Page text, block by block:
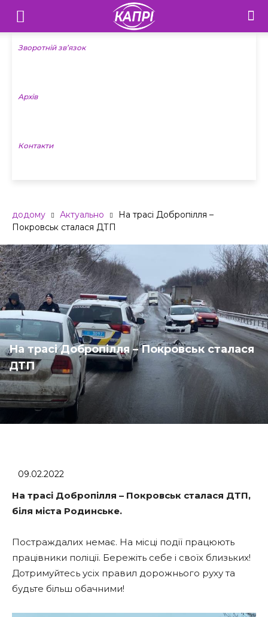
Телебачення
«Капрі»
Новини
Зворотній зв’язок
Архів
Контакти
додому Актуально
На трасі Добропілля –
Покровськ сталася ДТП
На трасі Добропілля – Покровськ сталася
ДТП
09.02.2022
На трасі Добропілля – Покровськ сталася ДТП,
біля міста Родинське.
Постраждалих немає. На місці події працюють
працівники поліції. Бережіть себе і своїх близьких!
Дотримуйтесь усіх правил дорожнього руху та
будьте більш обачними!